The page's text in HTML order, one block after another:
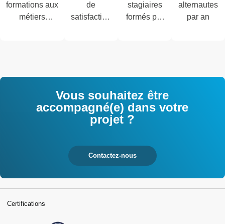
formations aux
métiers
de
satisfaction
stagiaires
formés par
alternautes
par an
Vous souhaitez être
accompagné(e) dans votre
projet ?
Contactez-nous
Certifications